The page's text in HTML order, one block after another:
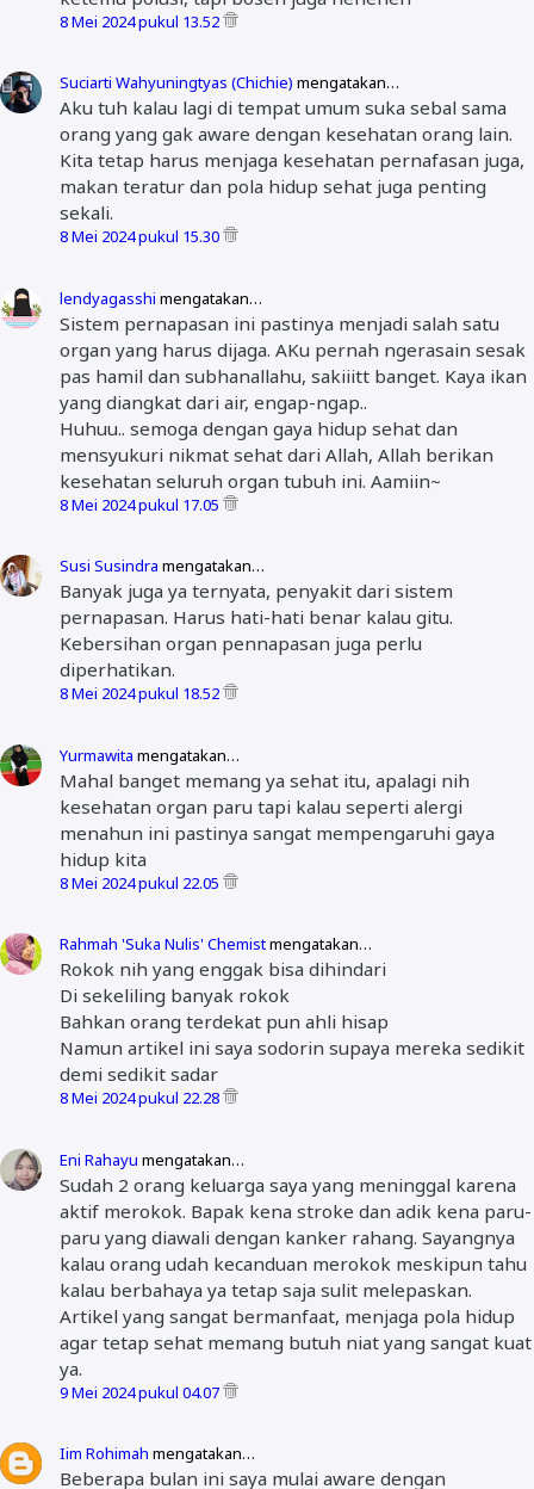
8 Mei 2024 pukul 13.52
Suciarti Wahyuningtyas (Chichie) mengatakan…
Aku tuh kalau lagi di tempat umum suka sebal sama
orang yang gak aware dengan kesehatan orang lain.
Kita tetap harus menjaga kesehatan pernafasan juga,
makan teratur dan pola hidup sehat juga penting
sekali.
8 Mei 2024 pukul 15.30
lendyagasshi mengatakan…
Sistem pernapasan ini pastinya menjadi salah satu
organ yang harus dijaga. AKu pernah ngerasain sesak
pas hamil dan subhanallahu, sakiiitt banget. Kaya ikan
yang diangkat dari air, engap-ngap..
Huhuu.. semoga dengan gaya hidup sehat dan
mensyukuri nikmat sehat dari Allah, Allah berikan
kesehatan seluruh organ tubuh ini. Aamiin~
8 Mei 2024 pukul 17.05
Susi Susindra mengatakan…
Banyak juga ya ternyata, penyakit dari sistem
pernapasan. Harus hati-hati benar kalau gitu.
Kebersihan organ pennapasan juga perlu
diperhatikan.
8 Mei 2024 pukul 18.52
Yurmawita mengatakan…
Mahal banget memang ya sehat itu, apalagi nih
kesehatan organ paru tapi kalau seperti alergi
menahun ini pastinya sangat mempengaruhi gaya
hidup kita
8 Mei 2024 pukul 22.05
Rahmah 'Suka Nulis' Chemistmengatakan…
Rokok nih yang enggak bisa dihindari
Di sekeliling banyak rokok
Bahkan orang terdekat pun ahli hisap
Namun artikel ini saya sodorin supaya mereka sedikit
demi sedikit sadar
8 Mei 2024 pukul 22.28
Eni Rahayu mengatakan…
Sudah 2 orang keluarga saya yang meninggal karena
aktif merokok. Bapak kena stroke dan adik kena paru-
paru yang diawali dengan kanker rahang. Sayangnya
kalau orang udah kecanduan merokok meskipun tahu
kalau berbahaya ya tetap saja sulit melepaskan.
Artikel yang sangat bermanfaat, menjaga pola hidup
agar tetap sehat memang butuh niat yang sangat kuat
ya.
9 Mei 2024 pukul 04.07
Iim Rohimah mengatakan…
Beberapa bulan ini saya mulai aware dengan